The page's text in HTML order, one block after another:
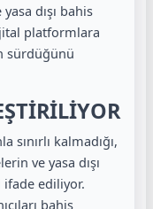
dışı bahis
platformlara
sürdüğünü
sınırlı kalmadığı,
ve yasa dışı
ifade ediliyor.
bahis